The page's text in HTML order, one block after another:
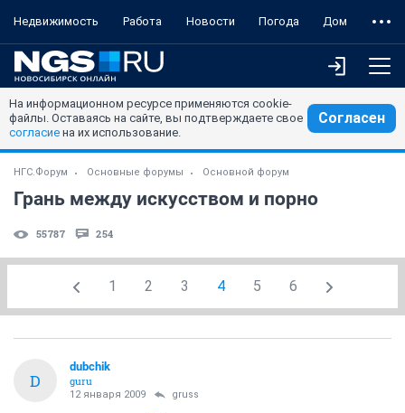
Недвижимость Работа Новости Погода Дом
На информационном ресурсе применяются cookie-
файлы. Оставаясь на сайте, вы подтверждаете свое
согласие на их использование.
Согласен
НГС.Форум Основные форумы Основной форум
Грань между искусством и порно
55787 254
1 2 3 4 5 6
D
dubchik
guru
12 января 2009 gruss